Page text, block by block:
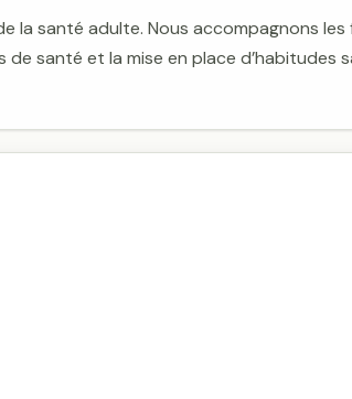
la santé adulte. Nous accompagnons les
santé et la mise en place d’habitudes